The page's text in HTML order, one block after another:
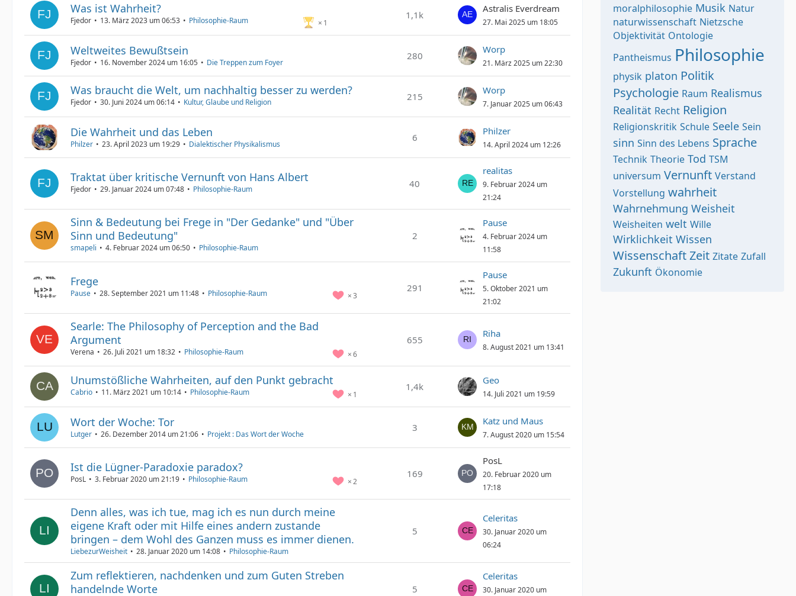
Was ist Wahrheit?
1
Fjedor 13. März 2023 um 06:53 Philosophie-Raum 1,1k
Astralis Everdream
27. Mai 2025 um 18:05
Weltweites Bewußtsein
Fjedor 16. November 2024 um 16:05 Die Treppen zum Foyer
280
Worp
21. März 2025 um 22:30
Was braucht die Welt, um nachhaltig besser zu werden?
Fjedor 30. Juni 2024 um 06:14 Kultur, Glaube und Religion 215
Worp
7. Januar 2025 um 06:43
Die Wahrheit und das Leben
Philzer 23. April 2023 um 19:29 Dialektischer Physikalismus
6
Philzer
14. April 2024 um 12:26
Traktat über kritische Vernunft von Hans Albert
Fjedor 29. Januar 2024 um 07:48 Philosophie-Raum 40
realitas
9. Februar 2024 um
21:24
Sinn & Bedeutung bei Frege in "Der Gedanke" und "Über
Sinn und Bedeutung"
smapeli 4. Februar 2024 um 06:50 Philosophie-Raum
2
Pause
4. Februar 2024 um
11:58
Frege
3
Pause 28. September 2021 um 11:48 Philosophie-Raum 291
Pause
5. Oktober 2021 um
21:02
Searle: The Philosophy of Perception and the Bad
Argument
6
Verena 26. Juli 2021 um 18:32 Philosophie-Raum
655
Riha
8. August 2021 um 13:41
Unumstößliche Wahrheiten, auf den Punkt gebracht
1
Cabrio 11. März 2021 um 10:14 Philosophie-Raum 1,4k
Geo
14. Juli 2021 um 19:59
Wort der Woche: Tor
Lutger 26. Dezember 2014 um 21:06 Projekt : Das Wort der Woche
3
Katz und Maus
7. August 2020 um 15:54
Ist die Lügner-Paradoxie paradox?
2
PosL 3. Februar 2020 um 21:19 Philosophie-Raum 169
PosL
20. Februar 2020 um
17:18
Denn alles, was ich tue, mag ich es nun durch meine
eigene Kraft oder mit Hilfe eines andern zustande
bringen – dem Wohl des Ganzen muss es immer dienen.
LiebezurWeisheit 28. Januar 2020 um 14:08 Philosophie-Raum
5
Celeritas
30. Januar 2020 um
06:24
Zum reflektieren, nachdenken und zum Guten Streben
handelnde Worte
5
Celeritas
30. Januar 2020 um
moralphilosophie Musik Natur
naturwissenschaft Nietzsche
Objektivität Ontologie
Pantheismus Philosophie
physik platon Politik
Psychologie Raum Realismus
Realität Recht Religion
Religionskritik Schule Seele Sein
sinn Sinn des Lebens Sprache
Technik Theorie Tod TSM
universum Vernunft Verstand
Vorstellung wahrheit
Wahrnehmung Weisheit
Weisheiten welt Wille
Wirklichkeit Wissen
WissenschaftZeit Zitate Zufall
Zukunft Ökonomie